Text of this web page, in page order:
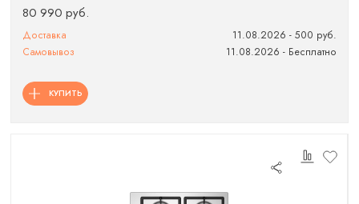
80 990 руб.
Доставка
11.08.2026 - 500 руб.
Самовывоз
11.08.2026 - Бесплатно
КУПИТЬ